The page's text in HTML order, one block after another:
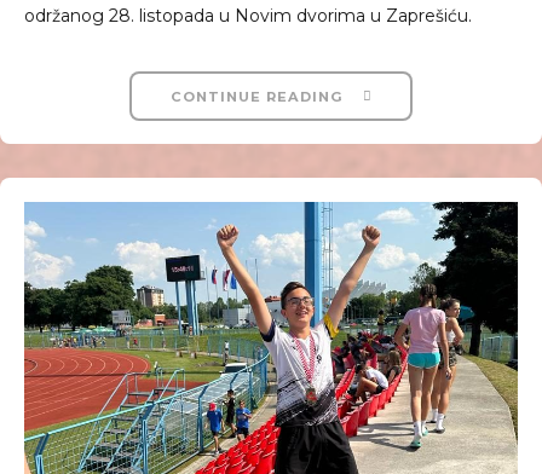
održanog 28. listopada u Novim dvorima u Zaprešiću.
CONTINUE READING